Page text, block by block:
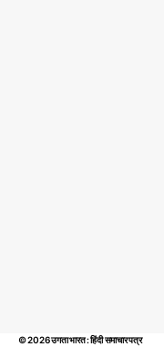
© 2026उगता भारत : हिंदी समाचार पत्र